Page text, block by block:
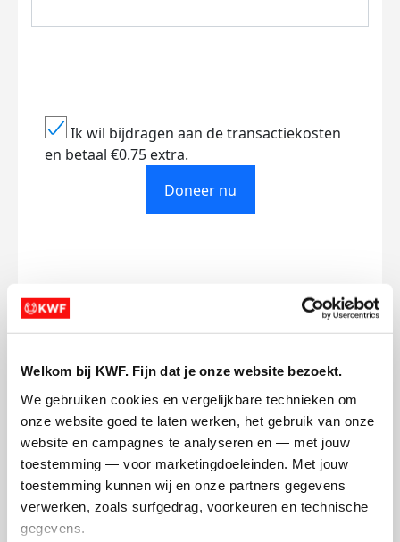
Welkom bij KWF. Fijn dat je onze website bezoekt.
We gebruiken cookies en vergelijkbare technieken om
onze website goed te laten werken, het gebruik van onze
website en campagnes te analyseren en — met jouw
toestemming — voor marketingdoeleinden. Met jouw
toestemming kunnen wij en onze partners gegevens
verwerken, zoals surfgedrag, voorkeuren en technische
gegevens.
Ik wil bijdragen aan de transactiekosten
en betaal €0.75 extra.
Doneer nu
Opgehaald
€0
Streefbedrag
€200
Doneer
Marie's badges